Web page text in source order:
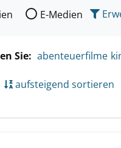
der Sie suchen wollen.
E-Medien
Sie: abenteuerfilme
aufsteigend sortieren